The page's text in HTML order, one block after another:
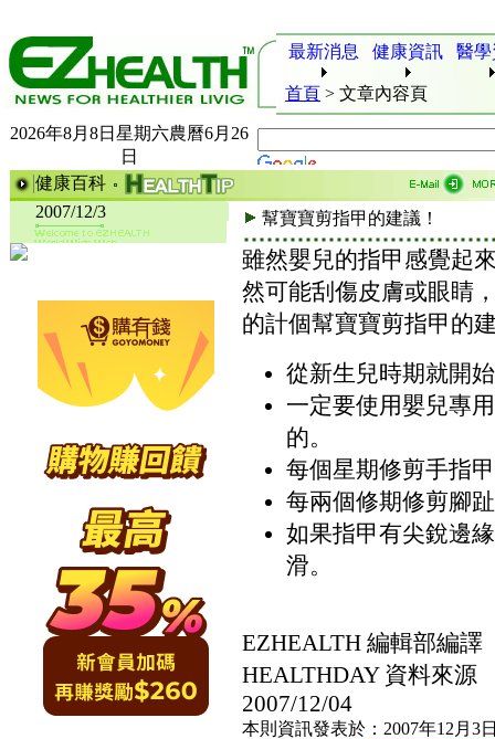
最新消息 健康資訊 醫
首頁 > 文章內容頁
2026年8月8日星期六農曆6月26
日
健康百科
2007/12/3
幫寶寶剪指甲的建議！
雖然嬰兒的指甲感覺起
然可能刮傷皮膚或眼睛
的計個幫寶寶剪指甲的
從新生兒時期就開
一定要使用嬰兒專
的。
每個星期修剪手指
每兩個修期修剪腳
如果指甲有尖銳邊
滑。
EZHEALTH 編輯部編譯
HEALTHDAY 資料來源
2007/12/04
本則資訊發表於：2007年12月3